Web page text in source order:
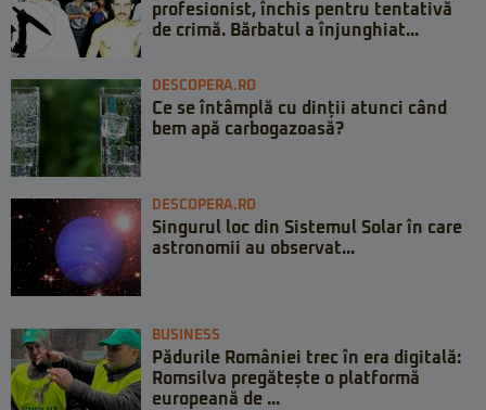
profesionist, închis pentru tentativă
de crimă. Bărbatul a înjunghiat...
DESCOPERA.RO
Ce se întâmplă cu dinții atunci când
bem apă carbogazoasă?
DESCOPERA.RO
Singurul loc din Sistemul Solar în care
astronomii au observat...
BUSINESS
Pădurile României trec în era digitală:
Romsilva pregătește o platformă
europeană de ...